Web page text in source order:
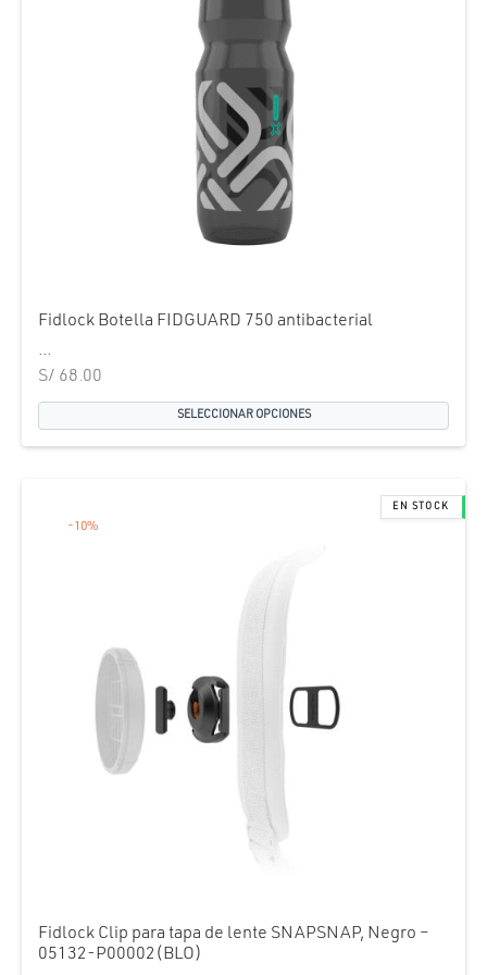
Fidlock Botella FIDGUARD 750 antibacterial
...
S/ 68.00
SELECCIONAR OPCIONES
-10%
Fidlock Clip para tapa de lente SNAPSNAP, Negro –
05132-P00002(BLO)